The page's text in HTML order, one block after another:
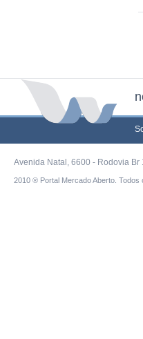
Avenida Natal, 6600 - Rodovia
2010 ® Portal Mercado Aberto. Todos